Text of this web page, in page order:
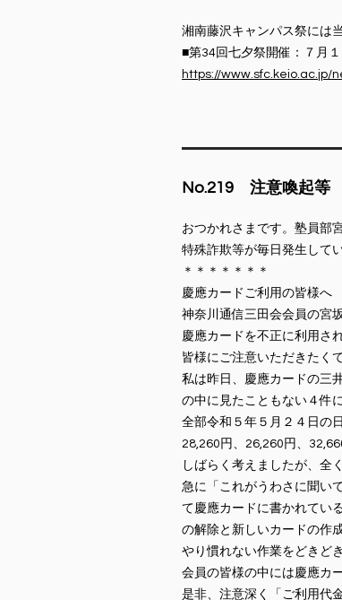
湘南藤沢キャンパス祭には
■第34回七夕祭開催：７月１
https://www.sfc.keio.ac.jp/
​No.219 注意喚起等
おつかれさまです。塾員部
特殊詐欺等が毎日発生して
＊＊＊＊＊＊＊
慶應カードご利用の皆様へ
神奈川通信三田会会員の宮
慶應カードを不正に利用さ
皆様にご注意いただきたく
私は昨日、慶應カードの三
の中に見たこともない４件
全部令和５年５月２４日の
28,260円、26,260円、
しばらく考えましたが、全
急に「これがうわさに聞い
て慶應カードに書かれてい
の解除と新しいカードの作
やり慣れない作業をどきど
会員の皆様の中には慶應カ
是非、注意深く「ご利用代